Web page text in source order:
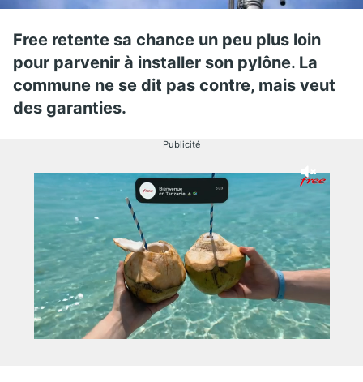
Free retente sa chance un peu plus loin
pour parvenir à installer son pylône. La
commune ne se dit pas contre, mais veut
des garanties.
Publicité